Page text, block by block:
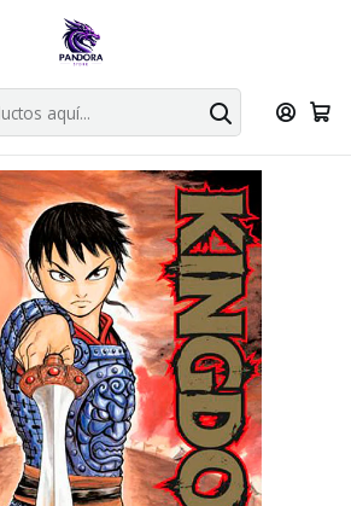
singles superiores a 49.990 el envio es
Explorar singles
Bunkoban KINGDOM 01